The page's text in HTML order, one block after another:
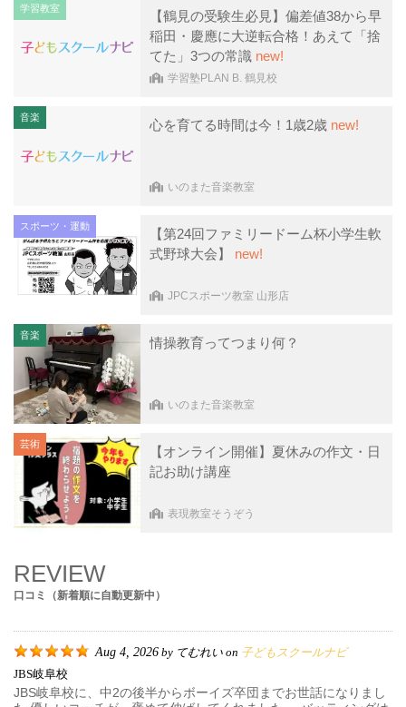
学習教室
【鶴見の受験生必見】偏差値38から早
稲田・慶應に大逆転合格！あえて「捨
てた」3つの常識 new!
学習塾PLAN B. 鶴見校
音楽 心を育てる時間は今！1歳2歳 new!
いのまた音楽教室
スポーツ・運動
【第24回ファミリードーム杯小学生軟
式野球大会】 new!
JPCスポーツ教室 山形店
音楽 情操教育ってつまり何？
いのまた音楽教室
芸術
【オンライン開催】夏休みの作文・日
記お助け講座
表現教室そうぞう
REVIEW
口コミ（新着順に自動更新中）
Aug 4, 2026 by てむれい on 子どもスクールナビ
JBS岐阜校
JBS岐阜校に、中2の後半からボーイズ卒団までお世話になりまし